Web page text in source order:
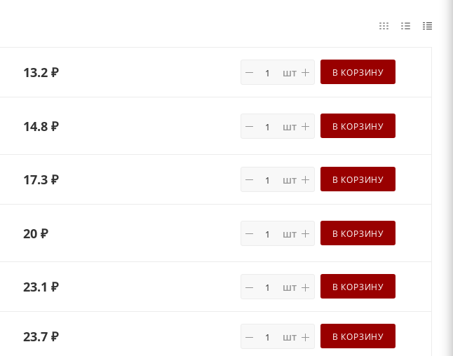
13.2 ₽ шт В КОРЗИНУ
14.8 ₽ шт В КОРЗИНУ
17.3 ₽ шт В КОРЗИНУ
20 ₽ шт В КОРЗИНУ
23.1 ₽ шт В КОРЗИНУ
23.7 ₽ шт В КОРЗИНУ